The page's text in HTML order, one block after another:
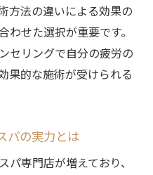
方法の違いによる効果の
せた選択が重要です。
セリングで自分の疲労の
果的な施術が受けられる
パの実力とは
専門店が増えており、